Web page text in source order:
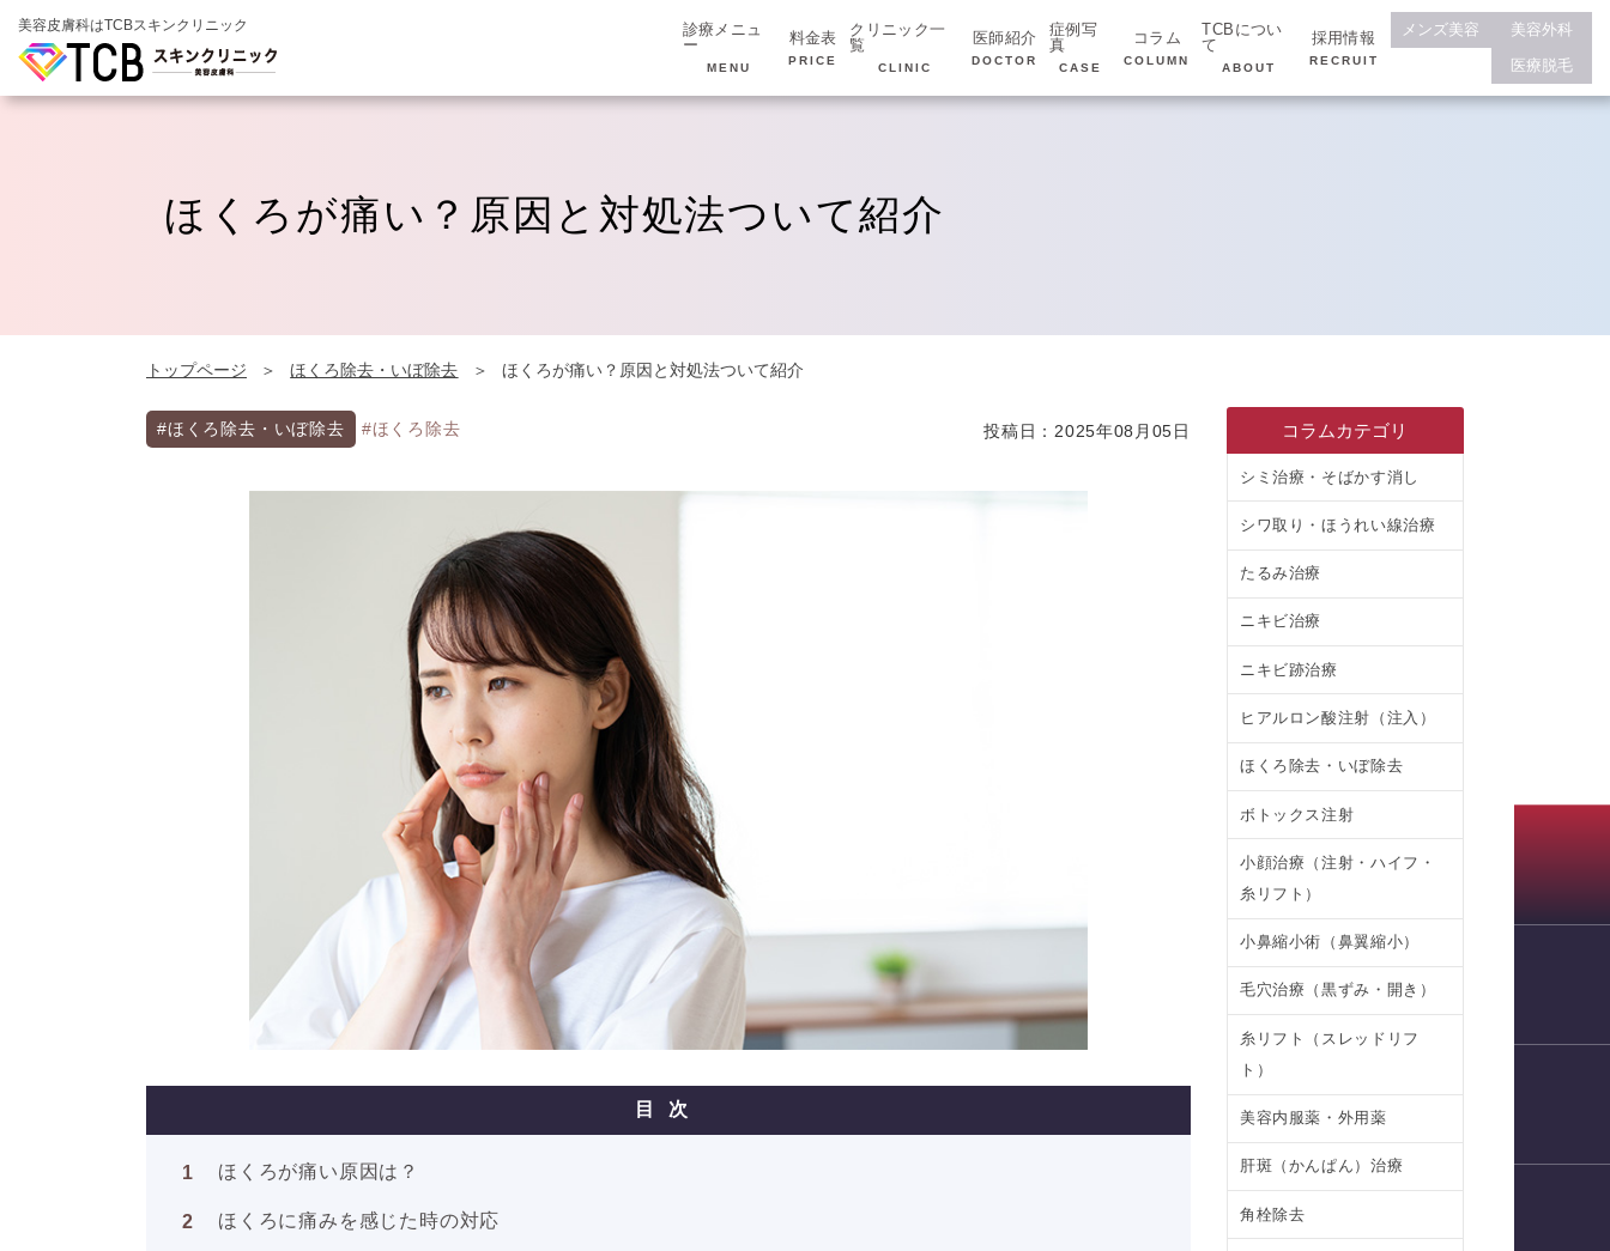
美容皮膚科はTCBスキンクリニック
診療メニュ
ー
MENU
料金表
PRICE
クリニック一
覧
CLINIC
医師紹介
DOCTOR
症例写
真
CASE
コラム
COLUMN
TCBについ
て
ABOUT
採用情報
RECRUIT
メンズ美容
美容外科
医療脱毛
ほくろが痛い？原因と対処法ついて紹介
トップページ ほくろ除去・いぼ除去 ほくろが痛い？原因と対処法ついて紹介
#ほくろ除去・いぼ除去 #ほくろ除去 投稿日：2025年08月05日
目次
ほくろが痛い原因は？
ほくろに痛みを感じた時の対応
コラムカテゴリ
シミ治療・そばかす消し
シワ取り・ほうれい線治療
たるみ治療
ニキビ治療
ニキビ跡治療
ヒアルロン酸注射（注入）
ほくろ除去・いぼ除去
ボトックス注射
小顔治療（注射・ハイフ・
糸リフト）
小鼻縮小術（鼻翼縮小）
毛穴治療（黒ずみ・開き）
糸リフト（スレッドリフ
ト）
美容内服薬・外用薬
肝斑（かんぱん）治療
角栓除去